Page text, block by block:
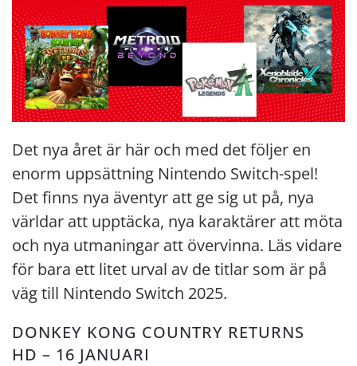
Det nya året är här och med det följer en
enorm uppsättning Nintendo Switch-spel!
Det finns nya äventyr att ge sig ut på, nya
världar att upptäcka, nya karaktärer att möta
och nya utmaningar att övervinna. Läs vidare
för bara ett litet urval av de titlar som är på
väg till Nintendo Switch 2025.
DONKEY KONG COUNTRY RETURNS
HD – 16 JANUARI